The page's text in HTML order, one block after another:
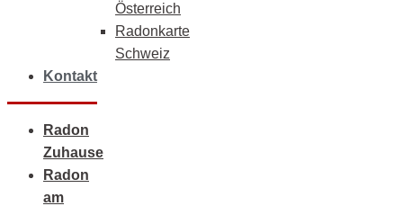
Österreich
Radonkarte
Schweiz
Kontakt
Radon
Zuhause
Radon
am